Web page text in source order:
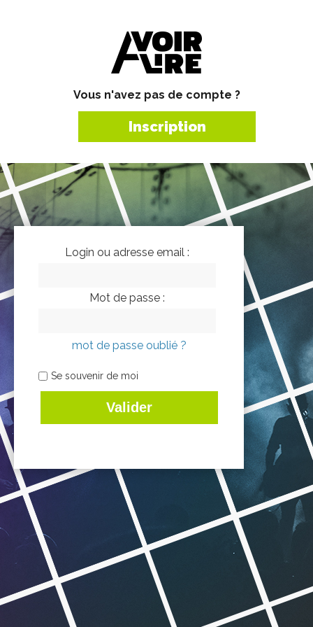
Vous n'avez pas de compte ?
Inscription
Login ou adresse email :
Mot de passe :
mot de passe oublié ?
Se souvenir de moi